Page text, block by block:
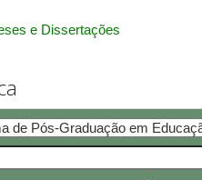
e Dissertações